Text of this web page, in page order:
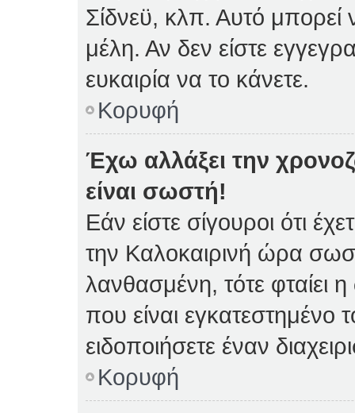
Σίδνεϋ, κλπ. Αυτό μπορεί
μέλη. Αν δεν είστε
ευκαιρία να το κάνετε.
Κορυφή
Έχω αλλάξει την
είναι σωστή!
Εάν είστε σίγουροι ότι
την Καλοκαιρινή ώρα
λανθασμένη, τότε φταίει
που είναι
ειδοποιήσετε έναν
Κορυφή